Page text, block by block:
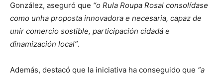
González, aseguró que “o Rula Roupa Rosal consolídase
como unha proposta innovadora e necesaria, capaz de
unir comercio sostible, participación cidadá e
dinamización local”.
Además, destacó que la iniciativa ha conseguido que “a